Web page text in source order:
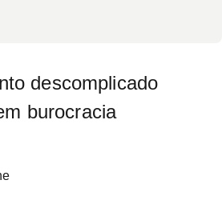
descomplicado
burocracia